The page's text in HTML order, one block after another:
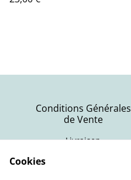
Conditions Générales
de Vente
Livraison
Cookies